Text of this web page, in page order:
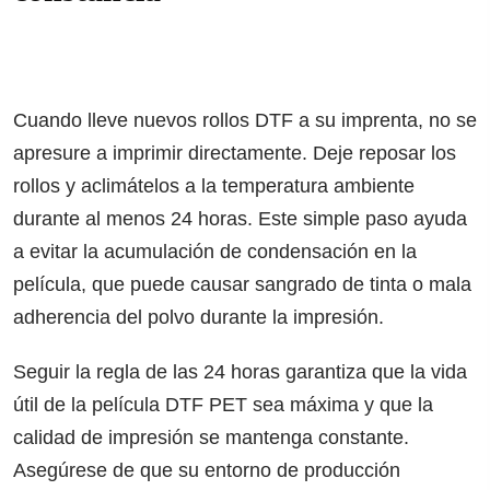
Cuando lleve nuevos rollos DTF a su imprenta, no se
apresure a imprimir directamente. Deje reposar los
rollos y aclimátelos a la temperatura ambiente
durante al menos 24 horas. Este simple paso ayuda
a evitar la acumulación de condensación en la
película, que puede causar sangrado de tinta o mala
adherencia del polvo durante la impresión.
Seguir la regla de las 24 horas garantiza que la vida
útil de la película DTF PET sea máxima y que la
calidad de impresión se mantenga constante.
Asegúrese de que su entorno de producción